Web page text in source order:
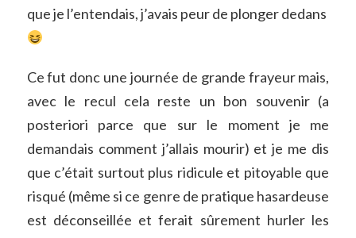
que je l’entendais, j’avais peur de plonger dedans
Ce fut donc une journée de grande frayeur mais,
avec le recul cela reste un bon souvenir (a
posteriori parce que sur le moment je me
demandais comment j’allais mourir) et je me dis
que c’était surtout plus ridicule et pitoyable que
risqué (même si ce genre de pratique hasardeuse
est déconseillée et ferait sûrement hurler les